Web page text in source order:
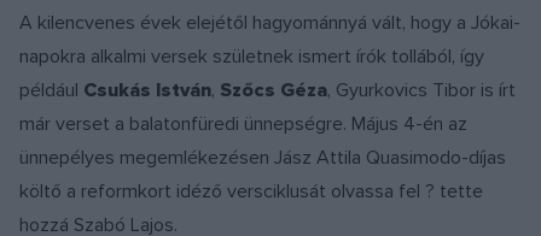
A kilencvenes évek elejétől hagyománnyá vált, hogy a Jókai-
napokra alkalmi versek születnek ismert írók tollából, így
például Csukás István, Szőcs Géza, Gyurkovics Tibor is írt
már verset a balatonfüredi ünnepségre. Május 4-én az
ünnepélyes megemlékezésen Jász Attila Quasimodo-díjas
költő a reformkort idéző versciklusát olvassa fel ? tette
hozzá Szabó Lajos.